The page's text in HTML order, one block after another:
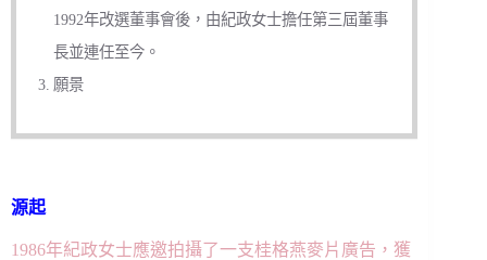
1992年改選董事會後，由紀政女士擔任第三屆董事
長並連任至今。
願景
源起
1986年紀政女士應邀拍攝了一支桂格燕麥片廣告，獲